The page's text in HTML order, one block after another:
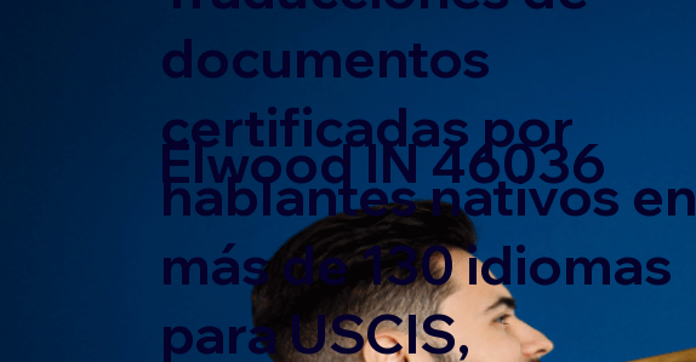
documentos
certificadas por
hablantes nativos en
más de 130 idiomas
para USCIS,
Elwood IN 46036